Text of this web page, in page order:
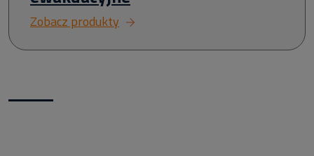
Zobacz produkty